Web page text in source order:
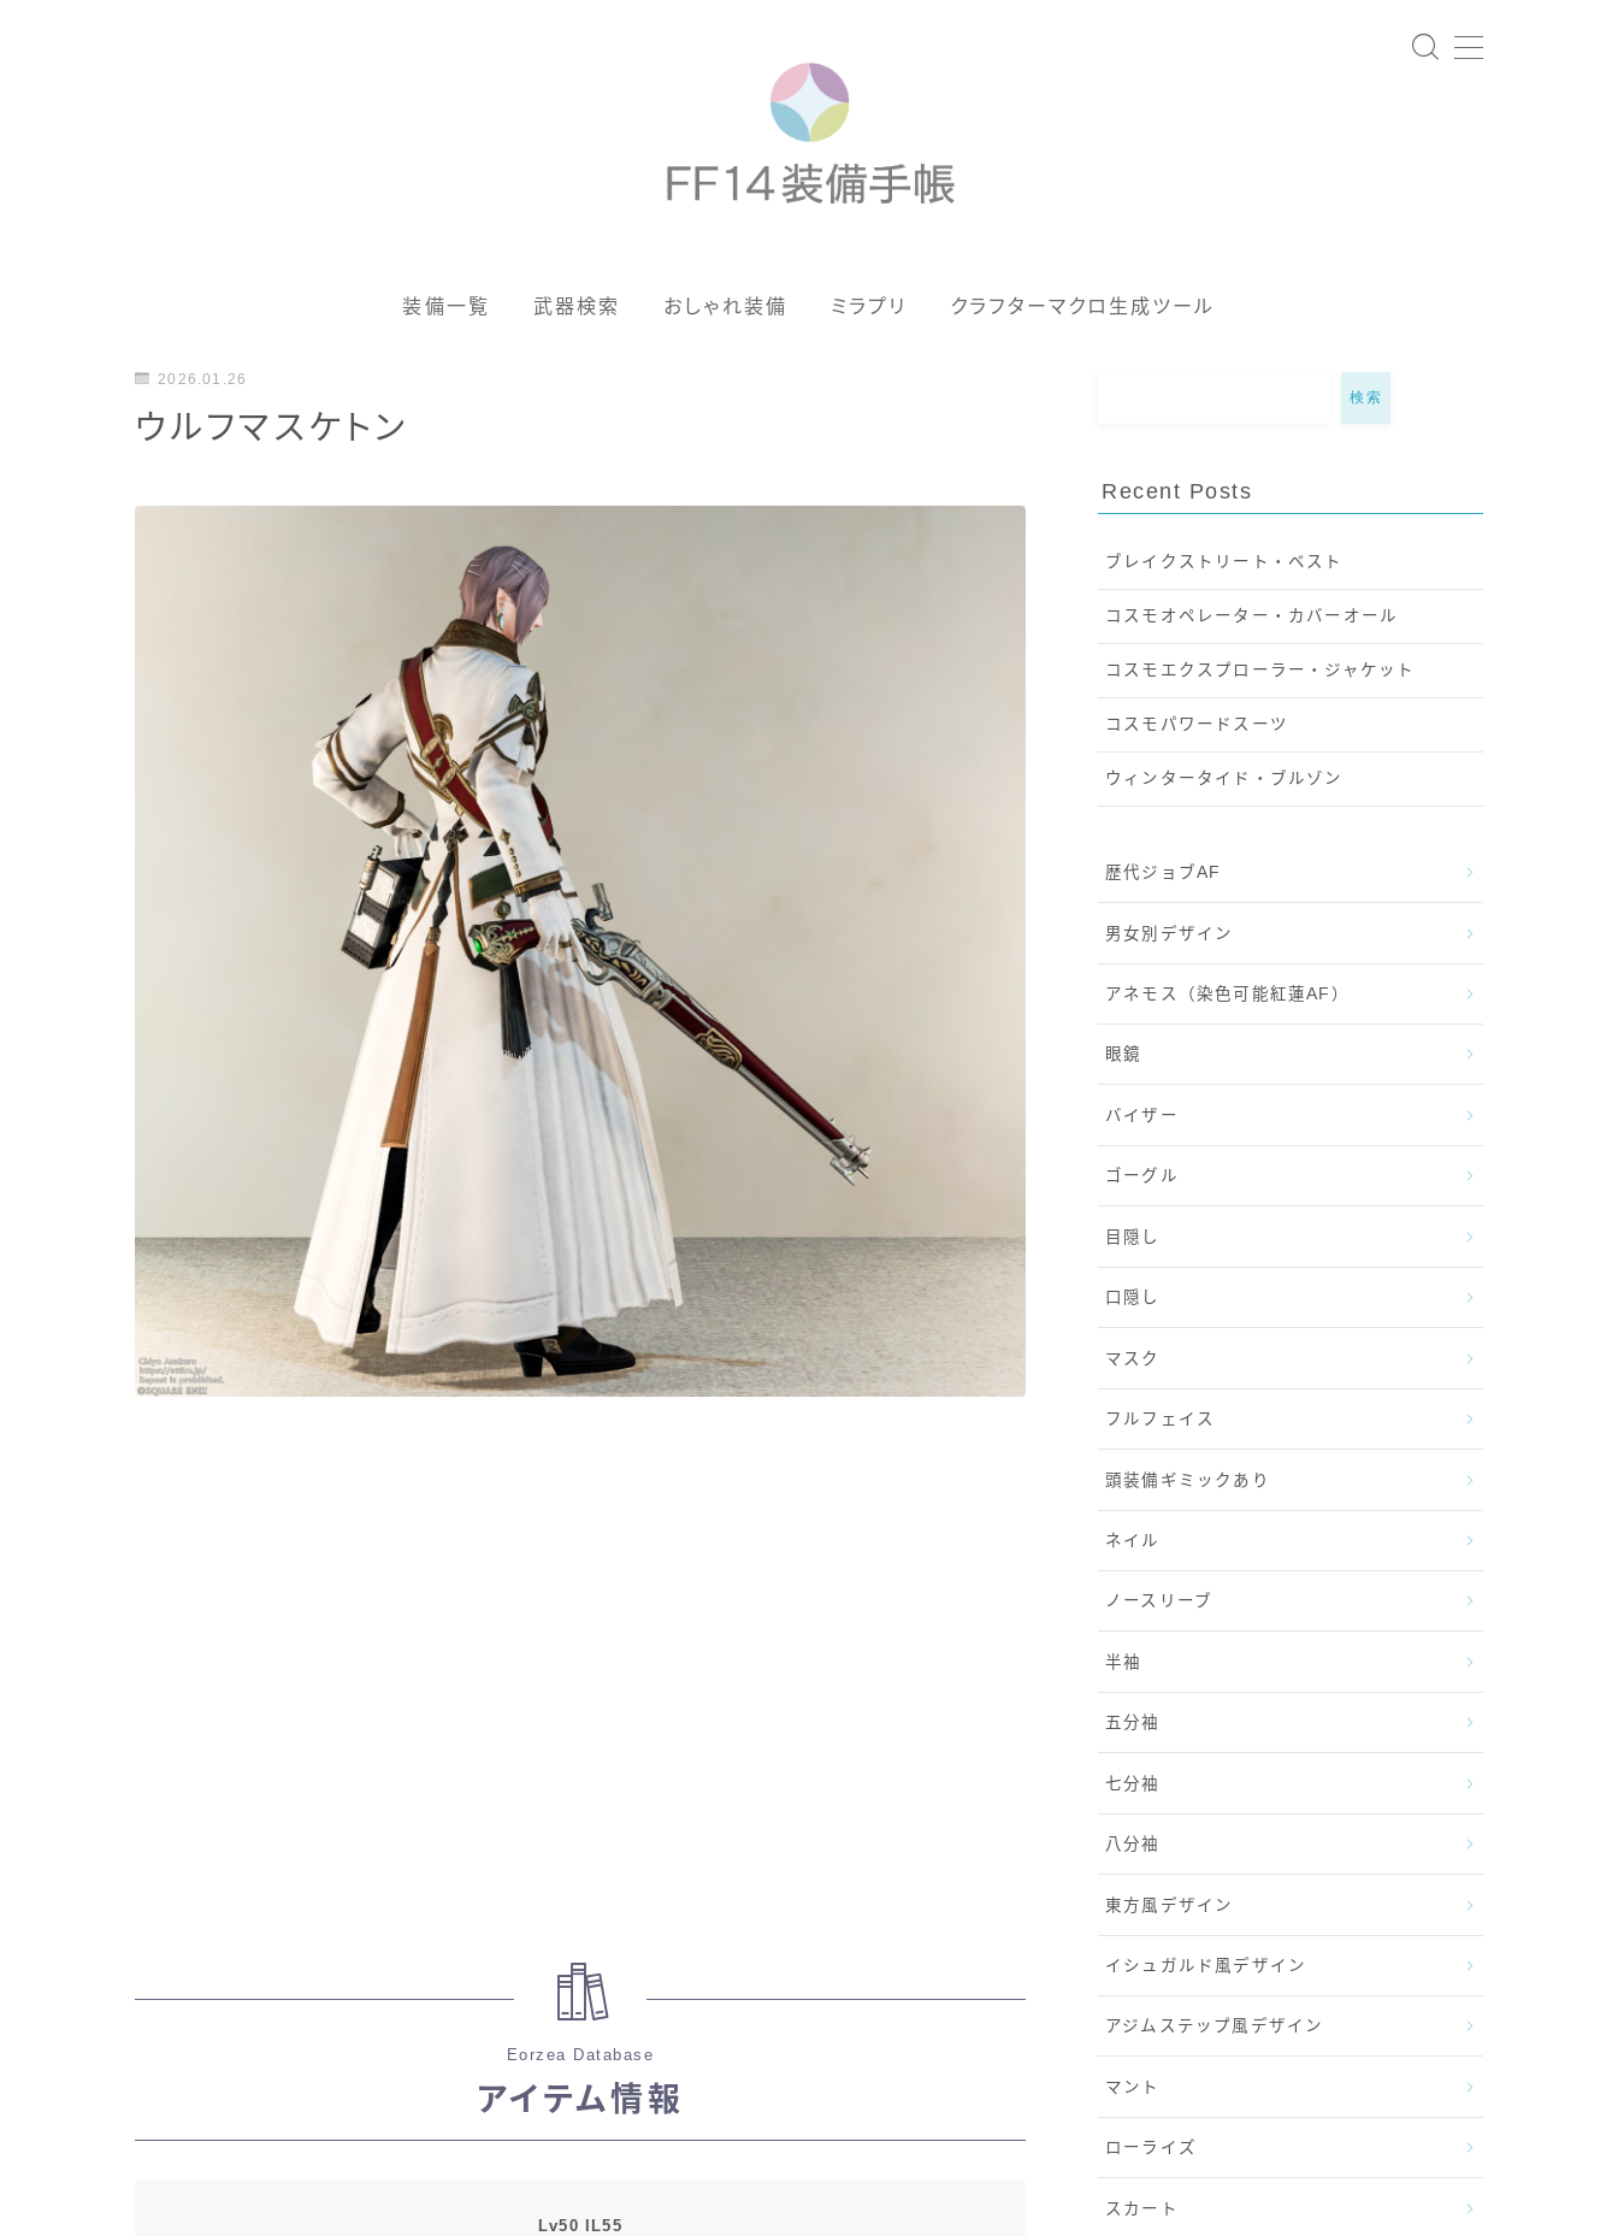
装備一覧 武器検索 おしゃれ装備 ミラプリ クラフターマクロ生成ツール
男女別デザイン
頭装備ギミックあり
ネイル
ノースリーブ
半袖
五分袖
七分袖
八分袖
ショートパンツ
2026.01.26
ウルフマスケトン
Eorzea Database
アイテム情報
Lv50 IL55
検索
Recent Posts
ブレイクストリート・ベスト
コスモオペレーター・カバーオール
コスモエクスプローラー・ジャケット
コスモパワードスーツ
ウィンタータイド・ブルゾン
歴代ジョブAF
男女別デザイン
アネモス（染色可能紅蓮AF）
眼鏡
バイザー
ゴーグル
目隠し
口隠し
マスク
フルフェイス
頭装備ギミックあり
ネイル
ノースリーブ
半袖
五分袖
七分袖
八分袖
東方風デザイン
イシュガルド風デザイン
アジムステップ風デザイン
マント
ローライズ
スカート